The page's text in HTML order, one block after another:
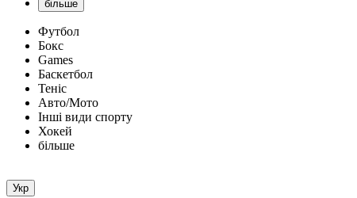
більше
Футбол
Бокс
Games
Баскетбол
Теніс
Авто/Мото
Інші види спорту
Хокей
більше
Укр